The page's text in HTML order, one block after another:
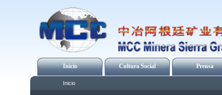
Inicio Cultura Social Prensa
Inicio